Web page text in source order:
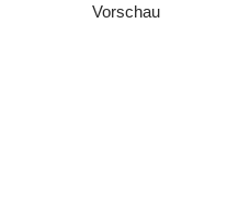
Vorschau